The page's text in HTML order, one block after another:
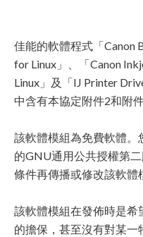
佳能的軟體程式「Canon
for Linux」、「Canon
Linux」及「IJ Printer
中含有本協定附件2和附
該軟體模組為免費軟體
的GNU通用公共授權第
條件再傳播或修改該軟體
該軟體模組在發佈時是
的擔保，甚至沒有對某